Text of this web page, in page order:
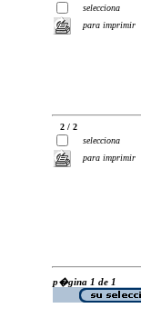
selecciona
para imprimir
2 / 2
selecciona
para imprimir
p�gina 1 de 1